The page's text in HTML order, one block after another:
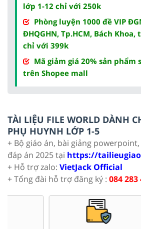
lớp 1-12 chỉ với 250k
Phòng luyện 1000 đề VIP
ĐHQGHN, Tp.HCM, Bách Khoa,
chỉ với 399k
Mã giảm giá 20% sản phẩm
trên Shopee mall
TÀI LIỆU FILE WORLD DÀNH
PHỤ HUYNH LỚP 1-5
+ Bộ giáo án, bài giảng
đáp án 2025 tại https://
+ Hỗ trợ zalo: VietJack Official
+ Tổng đài hỗ trợ đăng ký : 084 283